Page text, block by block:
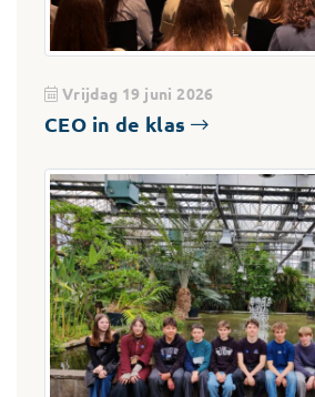
Vrijdag 19 juni 2026
CEO in de klas